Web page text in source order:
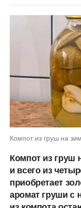
Компот из груш на
Компот из груш
и всего из
приобретает
аромат груши с